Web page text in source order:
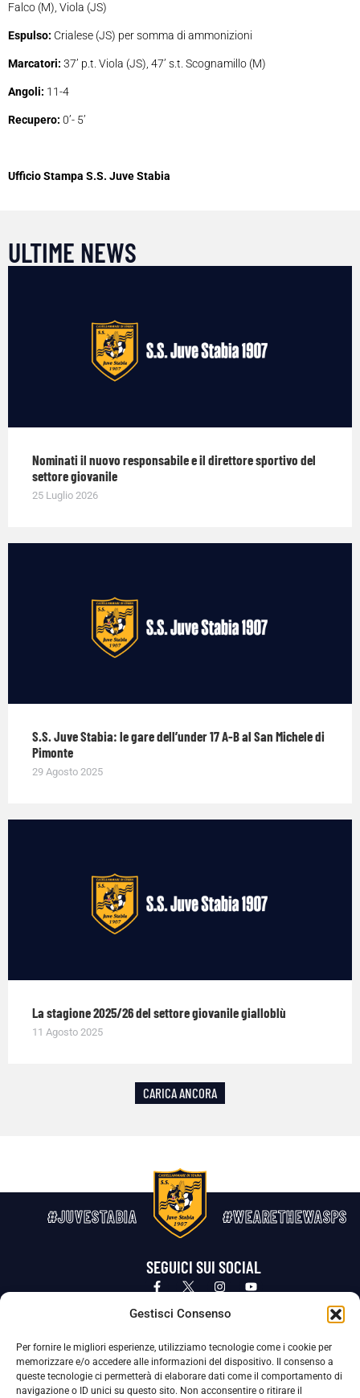
Gestisci Consenso
Per fornire le migliori esperienze, utilizziamo tecnologie come i cookie per
memorizzare e/o accedere alle informazioni del dispositivo. Il consenso a
queste tecnologie ci permetterà di elaborare dati come il comportamento di
navigazione o ID unici su questo sito. Non acconsentire o ritirare il
Falco (M), Viola (JS)
Espulso: Crialese (JS) per somma di ammonizioni
Marcatori: 37’ p.t. Viola (JS), 47’ s.t. Scognamillo (M)
Angoli: 11-4
Recupero: 0’- 5’
Ufficio Stampa S.S. Juve Stabia
ULTIME NEWS
Nominati il nuovo responsabile e il direttore sportivo del
settore giovanile
25 Luglio 2026
S.S. Juve Stabia: le gare dell’under 17 A-B al San Michele di
Pimonte
29 Agosto 2025
La stagione 2025/26 del settore giovanile gialloblù
11 Agosto 2025
CARICA ANCORA
#JUVESTABIA #WEARETHEWASPS
SEGUICI SUI SOCIAL
Privacy Policy Cookie Policy
La Società ha nominato il Responsabile della Protezione dei Dati Personali (DPO), figura specializzata che vigila sulle modalità
adottate dalla nostra Società per tutelare i Suoi dati personali.